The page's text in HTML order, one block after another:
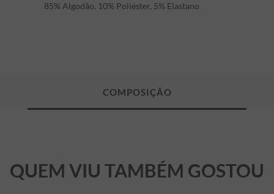
85% Algodão, 10% Poliéster, 5% Elastano
QUEM VIU TAMBÉM GOSTOU